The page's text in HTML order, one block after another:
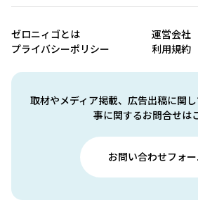
取材やメディア掲載、広告出稿に関
事に関するお問合せは
お問い合わせフォー
ゼロニィゴとは
運営会社
プライバシーポリシー
利用規約